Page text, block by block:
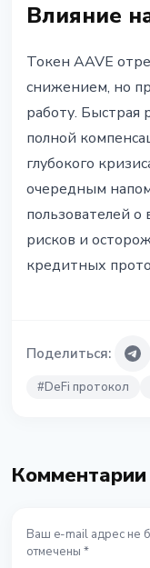
Влияние
Токен AAVE
снижением, но
работу.
полной
глубокого
очередным
пользователей
рисков и
кредитных
Поделиться:
#DeFi протокол
Комментарии
Ваш e-mail адрес не
отмечены *